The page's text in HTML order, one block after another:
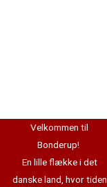
Velkommen til
Bonderup!
En lille flække i det
danske land, hvor tiden